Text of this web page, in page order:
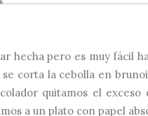
hecha pero es muy fácil
corta la cebolla en
quitamos el
a un plato con papel